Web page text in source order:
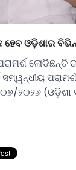
ହେବ ଓଡ଼ିଶାର
ଲୋଡିଛନ୍ତି
୨୦୨୬ (ଓଡ଼ିଶା